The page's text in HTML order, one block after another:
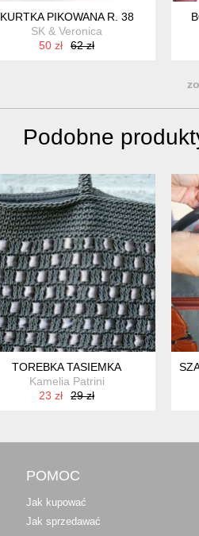
KURTKA PIKOWANA R. 38
SK & Veronica
50 zł
62 zł
Podobne
TOREBKA TASIEMKA
Kamelia Patrini
23 zł
29 zł
POMOC
Jak kupować
Jak sprzedawać